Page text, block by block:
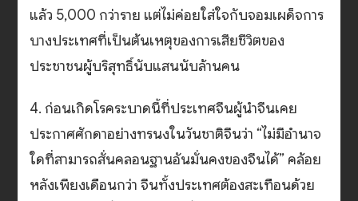
แล้ว 5,000 กว่าราย แต่ไม่ค่อยใส่ใจกับจอมเผด็จการ
บางประเทศที่เป็นต้นเหตุของการเสียชีวิตของ
ประชาชนผู้บริสุทธิ์นับแสนนับล้านคน
4. ก่อนเกิดโรคระบาดนี้ที่ประเทศจีนผู้นำจีนเคย
ประกาศศักดาอย่างทรนงในวันชาติจีนว่า “ไม่มีอำนาจ
ใดที่สามารถสั่นคลอนฐานอันมั่นคงของจีนได้” คล้อย
หลังเพียงเดือนกว่า จีนทั้งประเทศต้องสะเทือนด้วย